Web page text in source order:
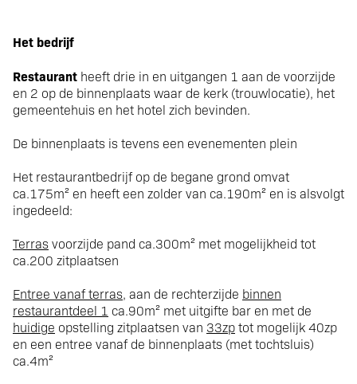
Het bedrijf
Restaurant heeft drie in en uitgangen 1 aan de voorzijde
en 2 op de binnenplaats waar de kerk (trouwlocatie), het
gemeentehuis en het hotel zich bevinden.
De binnenplaats is tevens een evenementen plein
Het restaurantbedrijf op de begane grond omvat
ca.175m² en heeft een zolder van ca.190m² en is alsvolgt
ingedeeld:
Terrasvoorzijde pand ca.300m² met mogelijkheid tot
ca.200 zitplaatsen
Entree vanaf terras, aan de rechterzijde binnen
restaurantdeel 1 ca.90m² met uitgifte bar en met de
huidige opstelling zitplaatsen van 33zptot mogelijk 40zp
en een entree vanaf de binnenplaats (met tochtsluis)
ca.4m²